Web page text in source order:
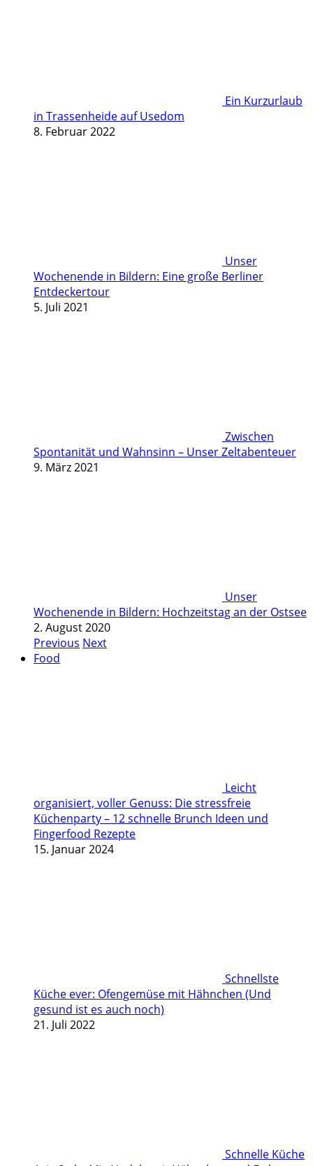
Ein Kurzurlaub
in Trassenheide auf Usedom
8. Februar 2022
Unser
Wochenende in Bildern: Eine große Berliner
Entdeckertour
5. Juli 2021
Zwischen
Spontanität und Wahnsinn – Unser Zeltabenteuer
9. März 2021
Unser
Wochenende in Bildern: Hochzeitstag an der Ostsee
2. August 2020
Previous Next
Food
Leicht
organisiert, voller Genuss: Die stressfreie
Küchenparty – 12 schnelle Brunch Ideen und
Fingerfood Rezepte
15. Januar 2024
Schnellste
Küche ever: Ofengemüse mit Hähnchen (Und
gesund ist es auch noch)
21. Juli 2022
Schnelle Küche